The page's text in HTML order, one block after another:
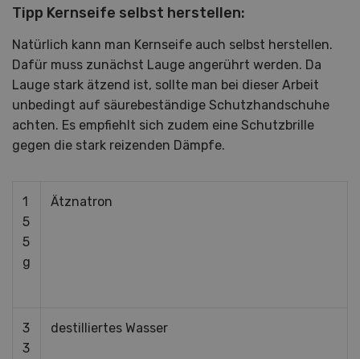
Tipp Kernseife selbst herstellen:
Natürlich kann man Kernseife auch selbst herstellen.
Dafür muss zunächst Lauge angerührt werden. Da
Lauge stark ätzend ist, sollte man bei dieser Arbeit
unbedingt auf säurebeständige Schutzhandschuhe
achten. Es empfiehlt sich zudem eine Schutzbrille
gegen die stark reizenden Dämpfe.
1
5
5
g
Ätznatron
3
3
destilliertes Wasser